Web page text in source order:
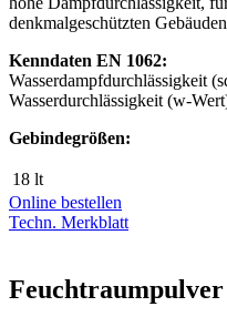
denkmalgeschützten Gebäuden
Kenndaten EN 1062:
Wasserdampfdurchlässigkeit
Wasserdurchlässigkeit (w-
Gebindegrößen:
18 lt
Online bestellen
Techn. Merkblatt